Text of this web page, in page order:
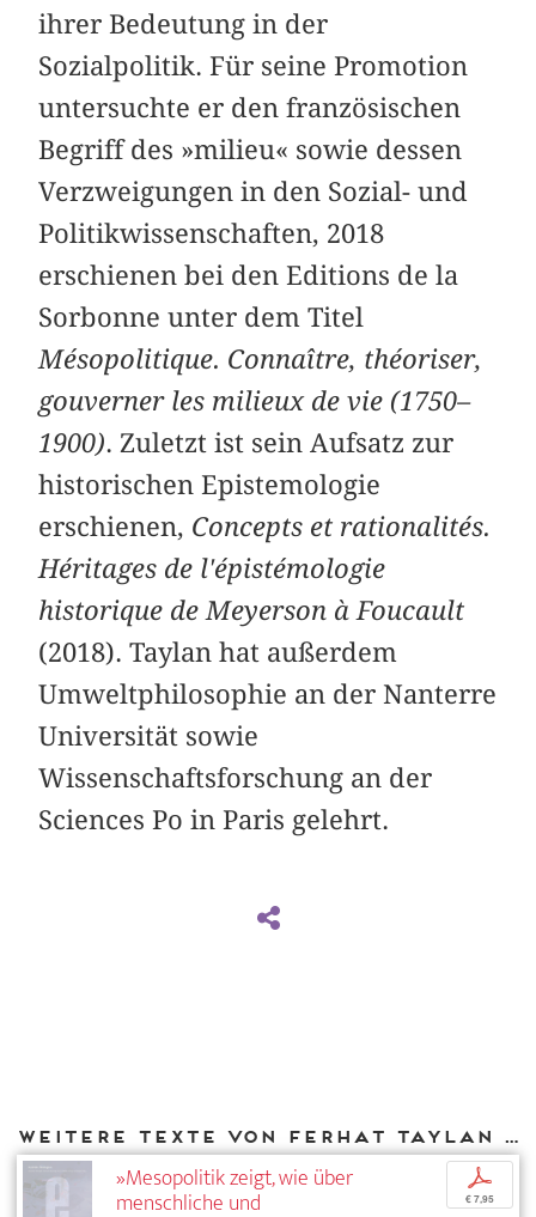
ihrer Bedeutung in der
Sozialpolitik. Für seine Promotion
untersuchte er den französischen
Begriff des »milieu« sowie dessen
Verzweigungen in den Sozial- und
Politikwissenschaften, 2018
erschienen bei den Editions de la
Sorbonne unter dem Titel
Mésopolitique. Connaître, théoriser,
gouverner les milieux de vie (1750–
1900). Zuletzt ist sein Aufsatz zur
historischen Epistemologie
erschienen, Concepts et rationalités.
Héritages de l'épistémologie
historique de Meyerson à Foucault
(2018). Taylan hat außerdem
Umweltphilosophie an der Nanterre
Universität sowie
Wissenschaftsforschung an der
Sciences Po in Paris gelehrt.
Weitere Texte von Ferhat Taylan bei DIAPHANES
»Mesopolitik zeigt, wie über
menschliche und
p
€ 7,95